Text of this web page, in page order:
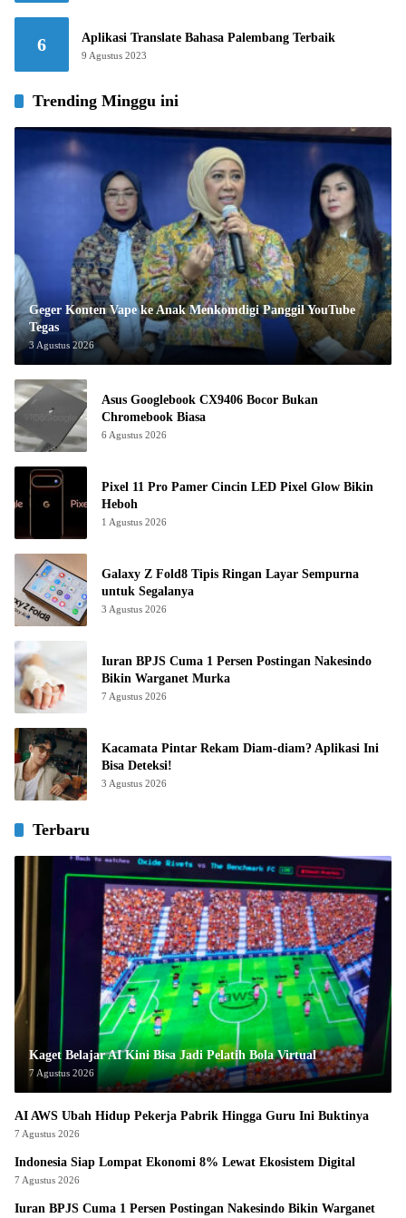
6 Aplikasi Translate Bahasa Palembang Terbaik
9 Agustus 2023
Trending Minggu ini
Geger Konten Vape ke Anak Menkomdigi Panggil YouTube
Tegas
3 Agustus 2026
Asus Googlebook CX9406 Bocor Bukan
Chromebook Biasa
6 Agustus 2026
Pixel 11 Pro Pamer Cincin LED Pixel Glow Bikin
Heboh
1 Agustus 2026
Galaxy Z Fold8 Tipis Ringan Layar Sempurna
untuk Segalanya
3 Agustus 2026
Iuran BPJS Cuma 1 Persen Postingan Nakesindo
Bikin Warganet Murka
7 Agustus 2026
Kacamata Pintar Rekam Diam-diam? Aplikasi Ini
Bisa Deteksi!
3 Agustus 2026
Terbaru
Kaget Belajar AI Kini Bisa Jadi Pelatih Bola Virtual
7 Agustus 2026
AI AWS Ubah Hidup Pekerja Pabrik Hingga Guru Ini Buktinya
7 Agustus 2026
Indonesia Siap Lompat Ekonomi 8% Lewat Ekosistem Digital
7 Agustus 2026
Iuran BPJS Cuma 1 Persen Postingan Nakesindo Bikin Warganet